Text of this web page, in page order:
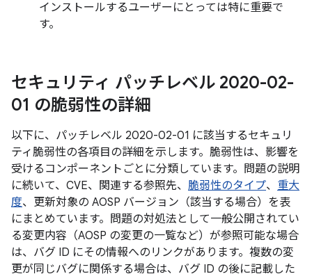
インストールするユーザーにとっては特に重要で
す。
セキュリティ パッチレベル 2020-02-
01 の脆弱性の詳細
以下に、パッチレベル 2020-02-01 に該当するセキュリ
ティ脆弱性の各項目の詳細を示します。脆弱性は、影響を
受けるコンポーネントごとに分類しています。問題の説明
に続いて、CVE、関連する参照先、 脆弱性のタイプ、 重大
度、更新対象の AOSP バージョン（該当する場合）を表
にまとめています。問題の対処法として一般公開されてい
る変更内容（AOSP の変更の一覧など）が参照可能な場合
は、バグ ID にその情報へのリンクがあります。複数の変
更が同じバグに関係する場合は、バグ ID の後に記載した